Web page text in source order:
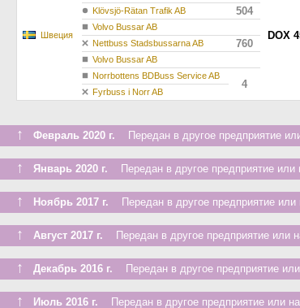
Швеция DOX
Klövsjö-Rätan Trafik AB
504
Volvo Bussar AB
Nettbuss Stadsbussarna AB 760
Volvo Bussar AB
Norrbottens BDBuss Service AB
4
Fyrbuss i Norr AB
↑ Февраль 2020 г. Передан в другое предприятие
↑ Январь 2020 г. Передан в другое предприятие или
↑ Ноябрь 2017 г. Передан в другое предприятие или
↑ Август 2017 г. Передан в другое предприятие или
↑ Декабрь 2016 г. Передан в другое предприятие
↑ Июль 2016 г. Передан в другое предприятие или